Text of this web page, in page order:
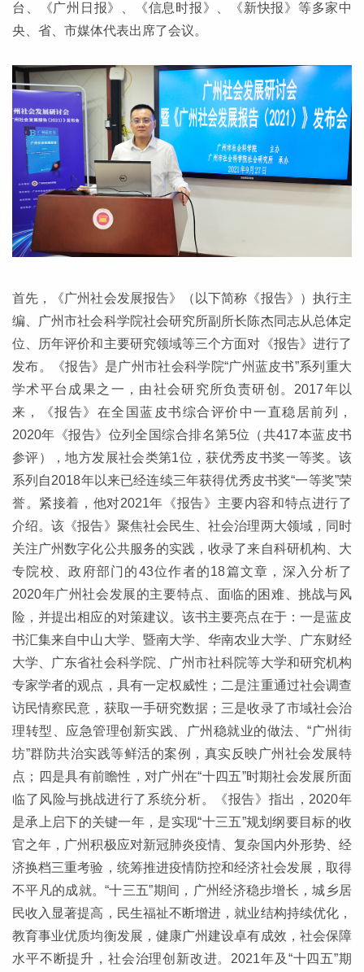
台、《广州日报》、《信息时报》、《新快报》等多家中
央、省、市媒体代表出席了会议。
首先，《广州社会发展报告》（以下简称《报告》）执行主
编、广州市社会科学院社会研究所副所长陈杰同志从总体定
位、历年评价和主要研究领域等三个方面对《报告》进行了
发布。《报告》是广州市社会科学院“广州蓝皮书”系列重大
学术平台成果之一，由社会研究所负责研创。2017年以
来，《报告》在全国蓝皮书综合评价中一直稳居前列，
2020年《报告》位列全国综合排名第5位（共417本蓝皮书
参评），地方发展社会类第1位，获优秀皮书奖一等奖。该
系列自2018年以来已经连续三年获得优秀皮书奖“一等奖”荣
誉。紧接着，他对2021年《报告》主要内容和特点进行了
介绍。该《报告》聚焦社会民生、社会治理两大领域，同时
关注广州数字化公共服务的实践，收录了来自科研机构、大
专院校、政府部门的43位作者的18篇文章，深入分析了
2020年广州社会发展的主要特点、面临的困难、挑战与风
险，并提出相应的对策建议。该书主要亮点在于：一是蓝皮
书汇集来自中山大学、暨南大学、华南农业大学、广东财经
大学、广东省社会科学院、广州市社科院等大学和研究机构
专家学者的观点，具有一定权威性；二是注重通过社会调查
访民情察民意，获取一手研究数据；三是收录了市域社会治
理转型、应急管理创新实践、广州稳就业的做法、“广州街
坊”群防共治实践等鲜活的案例，真实反映广州社会发展特
点；四是具有前瞻性，对广州在“十四五”时期社会发展所面
临了风险与挑战进行了系统分析。《报告》指出，2020年
是承上启下的关键一年，是实现“十三五”规划纲要目标的收
官之年，广州积极应对新冠肺炎疫情、复杂国内外形势、经
济换档三重考验，统筹推进疫情防控和经济社会发展，取得
不平凡的成就。“十三五”期间，广州经济稳步增长，城乡居
民收入显著提高，民生福祉不断增进，就业结构持续优化，
教育事业优质均衡发展，健康广州建设卓有成效，社会保障
水平不断提升，社会治理创新改进。2021年及“十四五”期